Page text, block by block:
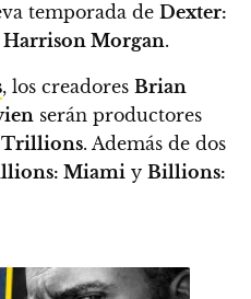
temporada de Dexter:
Harrison Morgan.
, los creadores Brian
serán productores
Trillions. Además de dos
Miami y Billions: